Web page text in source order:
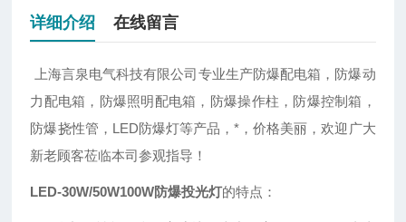
详细介绍 在线留言
上海言泉电气科技有限公司专业生产防爆配电箱，防爆动
力配电箱，防爆照明配电箱，防爆操作柱，防爆控制箱，
防爆挠性管，LED防爆灯等产品，*，价格美丽，欢迎广大
新老顾客莅临本司参观指导！
LED-30W/50W100W防爆投光灯的特点：